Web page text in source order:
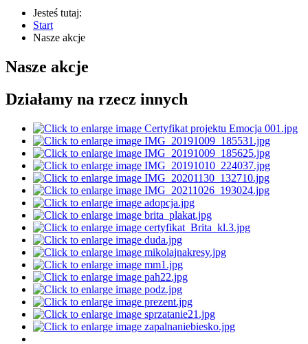
Jesteś tutaj:
Start
Nasze akcje
Nasze akcje
Działamy na rzecz innych